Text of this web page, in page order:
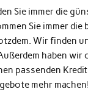
Sie immer die
Sie immer
Wir finden
haben
passenden
mehr machen!